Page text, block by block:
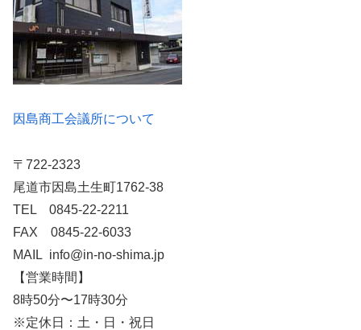
因島商工会議所について
〒722-2323
尾道市因島土生町1762-38
TEL 0845-22-2211
FAX 0845-22-6033
MAIL info@in-no-shima.jp
【営業時間】
8時50分〜17時30分
※定休日：土・日・祝日